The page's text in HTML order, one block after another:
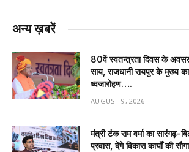
अन्य ख़बरें
80वें स्वतन्त्रता दिवस के अवसर
साय, राजधानी रायपुर के मुख्य
ध्वजारोहण….
AUGUST 9, 2026
मंत्री टंक राम वर्मा का सारंगढ़-
प्रवास, देंगे विकास कार्यों की